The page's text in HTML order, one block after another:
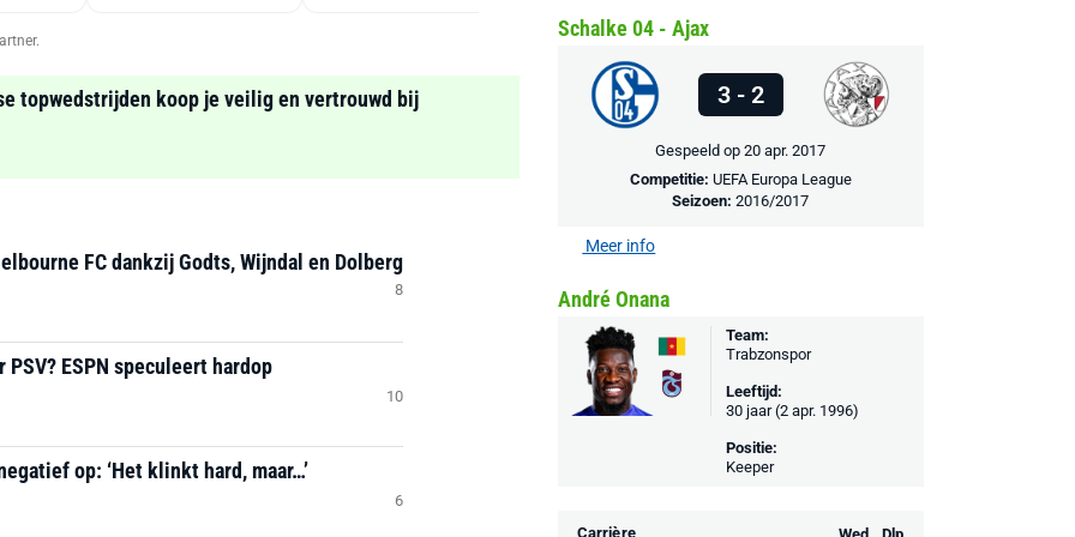
topwedstrijden koop je veilig en vertrouwd bij
FC dankzij Godts, Wijndal en Dolberg
8
ESPN speculeert hardop
10
op: ‘Het klinkt hard, maar…’
6
Schalke 04 - Ajax
3 - 2
Gespeeld op 20 apr. 2017
Competitie: UEFA Europa League
Seizoen:2016/2017
Meer info
André Onana
Team:
Trabzonspor
Leeftijd:
30 jaar (2 apr. 1996)
Positie:
Keeper
Carrière Wed. Dlp.